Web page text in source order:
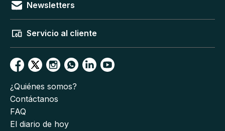
Newsletters
Servicio al cliente
¿Quiénes somos?
Contáctanos
FAQ
El diario de hoy